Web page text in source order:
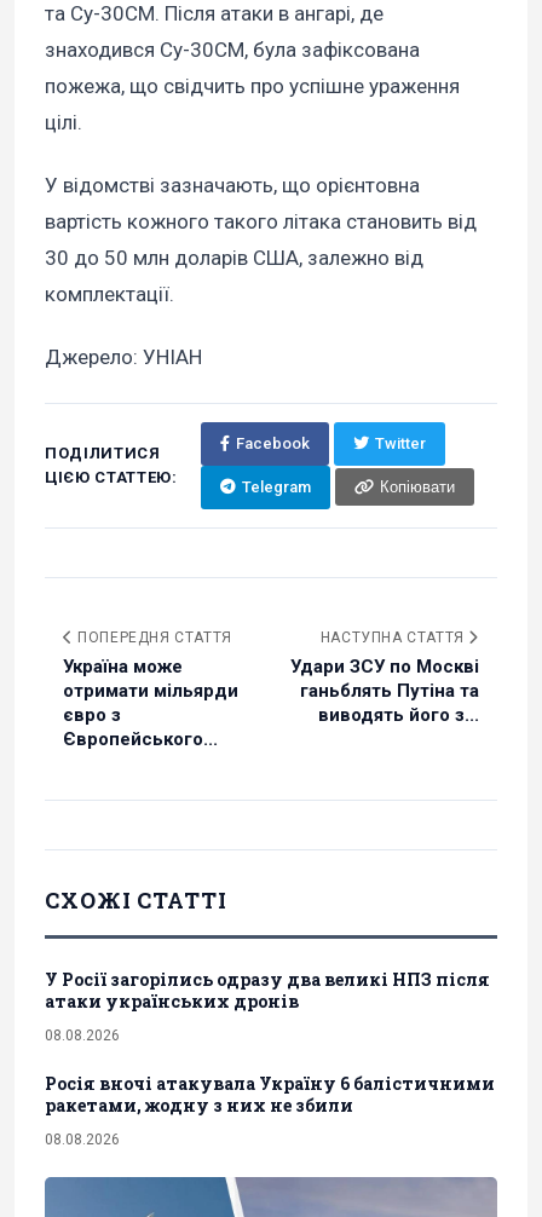
та Су-30СМ. Після атаки в ангарі, де
знаходився Су-30СМ, була зафіксована
пожежа, що свідчить про успішне ураження
цілі.
У відомстві зазначають, що орієнтовна
вартість кожного такого літака становить від
30 до 50 млн доларів США, залежно від
комплектації.
Джерело: УНІАН
ПОДІЛИТИСЯ
ЦІЄЮ СТАТТЕЮ:
Facebook Twitter
Telegram Копіювати
ПОПЕРЕДНЯ СТАТТЯ
Україна може
отримати мільярди
євро з
Європейського...
НАСТУПНА СТАТТЯ
Удари ЗСУ по Москві
ганьблять Путіна та
виводять його з...
СХОЖІ СТАТТІ
У Росії загорілись одразу два великі НПЗ після
атаки українських дронів
08.08.2026
Росія вночі атакувала Україну 6 балістичними
ракетами, жодну з них не збили
08.08.2026